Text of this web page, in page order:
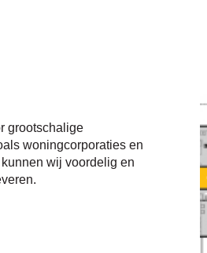
grootschalige
woningcorporaties en
wij voordelig en